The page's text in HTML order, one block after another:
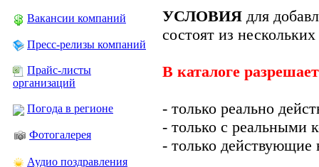
Вакансии компаний
Пресс-релизы компаний
Прайс-листы
организаций
Погода в регионе
Фотогалерея
Аудио поздравления
УСЛОВИЯ для
состоят из
В каталоге
- только реально
- только с реальными
- только действующие